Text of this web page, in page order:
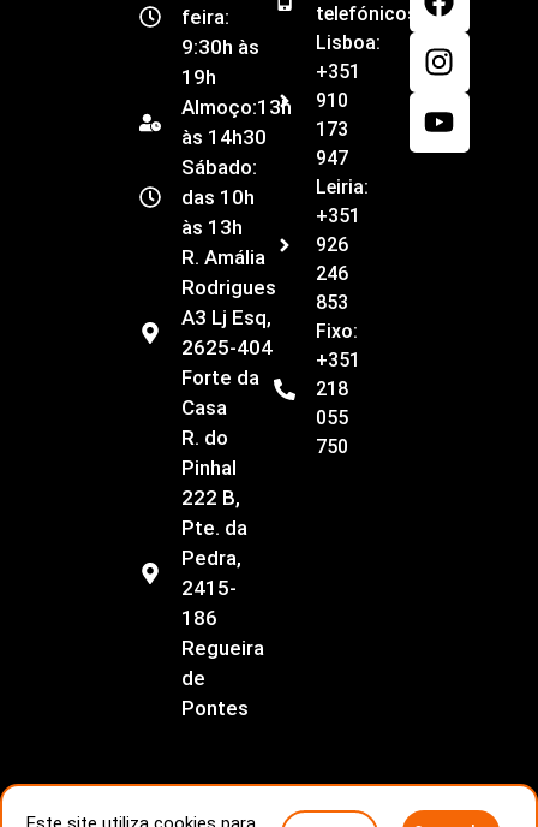
feira:
9:30h às
19h
Almoço:13h
às 14h30
Sábado:
das 10h
às 13h
R. Amália
Rodrigues
A3 Lj Esq,
2625-404
Forte da
Casa
R. do
Pinhal
222 B,
Pte. da
Pedra,
2415-
186
Regueira
de
Pontes
telefónicos
Lisboa:
+351
910
173
947
Leiria:
+351
926
246
853
Fixo:
+351
218
055
750